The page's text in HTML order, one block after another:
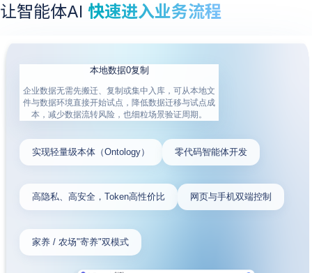
让智能体AI 快速进入业务流程
本地数据0复制
企业数据无需先搬迁、复制或集中入库，可从本地文
件与数据环境直接开始试点，降低数据迁移与试点成
本，减少数据流转风险，也细粒场景验证周期。
实现轻量级本体（Ontology） 零代码智能体开发
高隐私、高安全，Token高性价比 网页与手机双端控制
家养 / 农场"寄养"双模式